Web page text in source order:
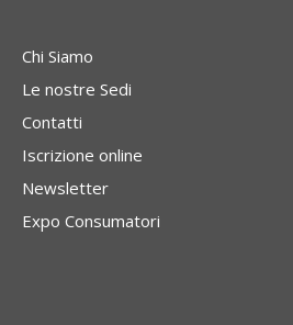
Chi Siamo
Le nostre Sedi
Contatti
Iscrizione online
Newsletter
Expo Consumatori